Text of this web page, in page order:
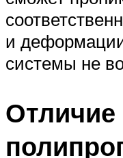
и
системы не
Отличие